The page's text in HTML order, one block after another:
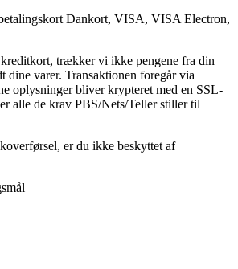
Dankort, VISA, VISA Electron,
trækker vi ikke pengene fra din
dine varer. Transaktionen foregår via
oplysninger bliver krypteret med en SSL-
alle de krav PBS/Nets/Teller stiller til
er du ikke beskyttet af